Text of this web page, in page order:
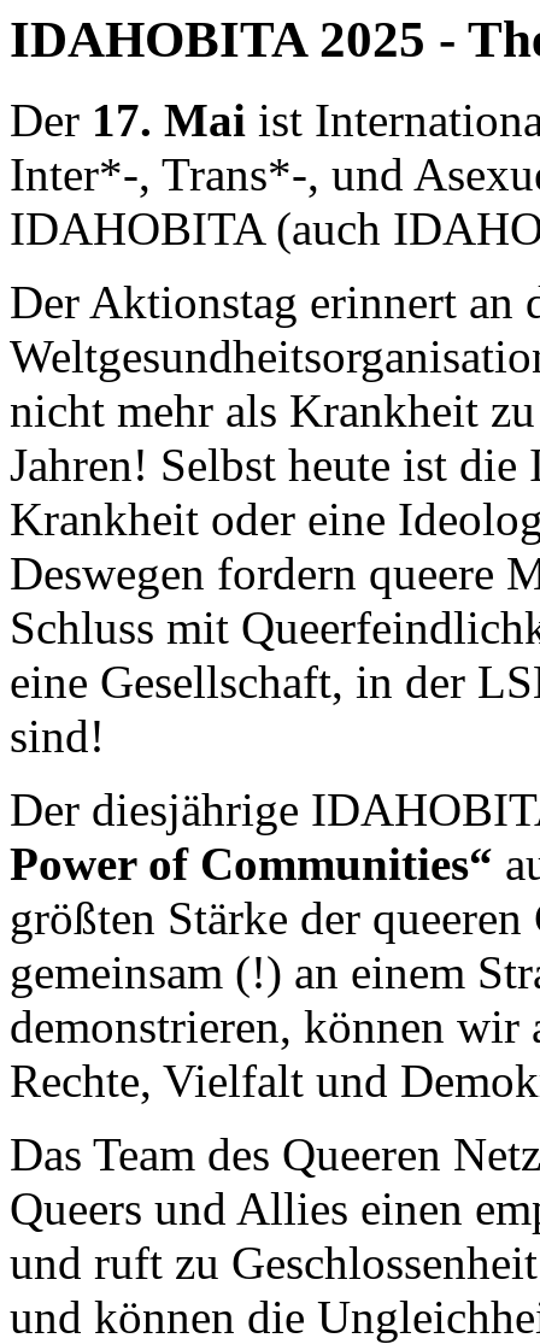
IDAHOBITA 2025 -
Der 17. Mai ist
Inter*-, Trans*-, und
IDAHOBITA (auch
Der Aktionstag erinnert an
nicht mehr als Krankheit
Jahren! Selbst heute ist die
Krankheit oder eine
Deswegen fordern queere
Schluss mit
eine Gesellschaft, in der
sind!
Der diesjährige
Power of Communities“
größten Stärke der
gemeinsam (!) an einem
demonstrieren, können
Rechte, Vielfalt und
Das Team des Queeren
Queers und Allies einen
und ruft zu
und können die